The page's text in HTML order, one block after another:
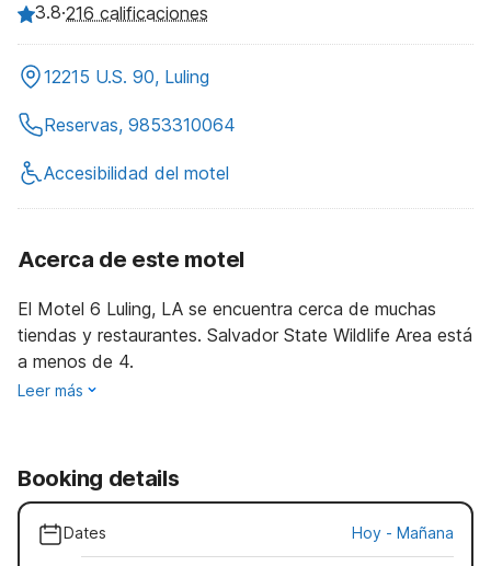
3.8·216 calificaciones
12215 U.S. 90, Luling
Reservas, 9853310064
Accesibilidad del motel
Acerca de este motel
El Motel 6 Luling, LA se encuentra cerca de muchas
tiendas y restaurantes. Salvador State Wildlife Area está
a menos de 4.
Leer más
Booking details
Dates Hoy - Mañana